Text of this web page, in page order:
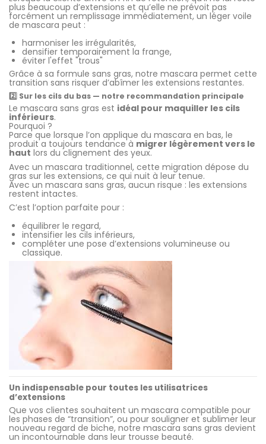
plus beaucoup d’extensions et qu’elle ne prévoit pas
forcément un remplissage immédiatement, un léger voile
de mascara peut :
harmoniser les irrégularités,
densifier temporairement la frange,
éviter l'effet "trous"
Grâce à sa formule sans gras, notre mascara permet cette
transition sans risquer d’abîmer les extensions restantes.
2️⃣ Sur les cils du bas — notre recommandation principale
Le mascara sans gras est idéal pour maquiller les cils
inférieurs.
Pourquoi ?
Parce que lorsque l’on applique du mascara en bas, le
produit a toujours tendance à migrer légèrement vers le
haut lors du clignement des yeux.
Avec un mascara traditionnel, cette migration dépose du
gras sur les extensions, ce qui nuit à leur tenue.
Avec un mascara sans gras, aucun risque : les extensions
restent intactes.
C’est l’option parfaite pour :
équilibrer le regard,
intensifier les cils inférieurs,
compléter une pose d’extensions volumineuse ou
classique.
Un indispensable pour toutes les utilisatrices
d’extensions
Que vos clientes souhaitent un mascara compatible pour
les phases de “transition”, ou pour souligner et sublimer leur
nouveau regard de biche, notre mascara sans gras devient
un incontournable dans leur trousse beauté.